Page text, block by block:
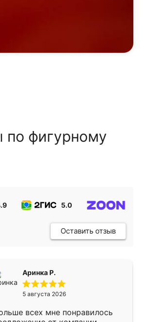
по фигурному
5.0
Оставить отзыв
Аринка Р.
5 августа 2026
всех мне понравилось